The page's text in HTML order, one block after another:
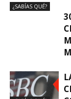
¿SABÍAS QUÉ?